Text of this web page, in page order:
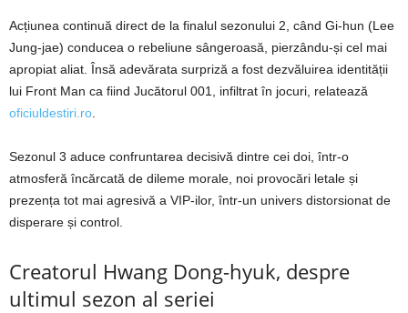
Acțiunea continuă direct de la finalul sezonului 2, când Gi-hun (Lee
Jung-jae) conducea o rebeliune sângeroasă, pierzându-și cel mai
apropiat aliat. Însă adevărata surpriză a fost dezvăluirea identității
lui Front Man ca fiind Jucătorul 001, infiltrat în jocuri, relatează
oficiuldestiri.ro
Sezonul 3 aduce confruntarea decisivă dintre cei doi, într-o
atmosferă încărcată de dileme morale, noi provocări letale și
prezența tot mai agresivă a VIP-ilor, într-un univers distorsionat de
disperare și control.
Creatorul Hwang Dong-hyuk, despre
ultimul sezon al seriei